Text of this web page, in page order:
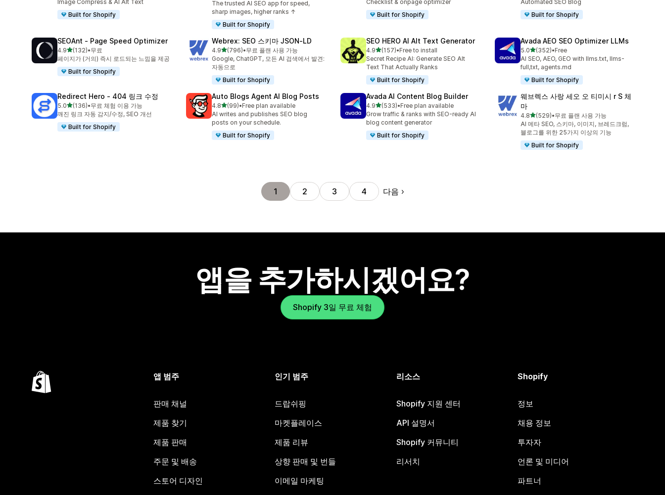
Image Compress & AI Alt Text
Built for Shopify
The trusted AI SEO app for speed,
sharp images, higher ranks ↑
Built for Shopify
Checklist & onpage optimizer
Built for Shopify
Automated SEO Blog
Built for Shopify
SEOAnt ‑ Page Speed Optimizer
4.9별 5개 중
(132)
총 리뷰 132개
•무료
페이지가 (거의) 즉시 로드되는 느낌을 제공
Built for Shopify
Webrex: SEO 스키마 JSON‑LD
4.9별 5개 중
(796)
총 리뷰 796개
•무료 플랜 사용 가능
Google, ChatGPT, 모든 AI 검색에서 발견:
자동으로
Built for Shopify
SEO HERO AI Alt Text Generator
4.9별 5개 중
(157)
총 리뷰 157개
•Free to install
Secret Recipe AI: Generate SEO Alt
Text That Actually Ranks
Built for Shopify
Avada AEO SEO Optimizer LLMs
5.0별 5개 중
(352)
총 리뷰 352개
•Free
AI SEO, AEO, GEO with llms.txt, llms-
full,txt, agents.md
Built for Shopify
Redirect Hero ‑ 404 링크 수정
5.0별 5개 중
(136)
총 리뷰 136개
•무료 체험 이용 가능
깨진 링크 자동 감지/수정, SEO 개선
Built for Shopify
Auto Blogs Agent AI Blog Posts
4.8별 5개 중
(99)
총 리뷰 99개
•Free plan available
AI writes and publishes SEO blog
posts on your schedule.
Built for Shopify
Avada AI Content Blog Builder
4.9별 5개 중
(533)
총 리뷰 533개
•Free plan available
Grow traffic & ranks with SEO-ready AI
blog content generator
Built for Shopify
웨브렉스 사랑 세오 오 티미시 r S 체
마
4.8별 5개 중
(529)
총 리뷰 529개
•무료 플랜 사용 가능
AI 메타 SEO, 스키마, 이미지, 브레드크럼,
블로그를 위한 25가지 이상의 기능
Built for Shopify
1 2 3 4 다음
앱을 추가하시겠어요?
Shopify 3일 무료 체험
앱 범주
판매 채널
제품 찾기
제품 판매
주문 및 배송
스토어 디자인
인기 범주
드랍쉬핑
마켓플레이스
제품 리뷰
상향 판매 및 번들
이메일 마케팅
리소스
Shopify 지원 센터
API 설명서
Shopify 커뮤니티
리서치
Shopify
정보
채용 정보
투자자
언론 및 미디어
파트너